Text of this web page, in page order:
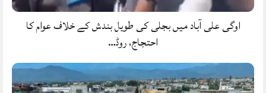
اوگی علی آباد میں بجلی کی طویل بندش کے خلاف عوام کا
احتجاج، روڈ…